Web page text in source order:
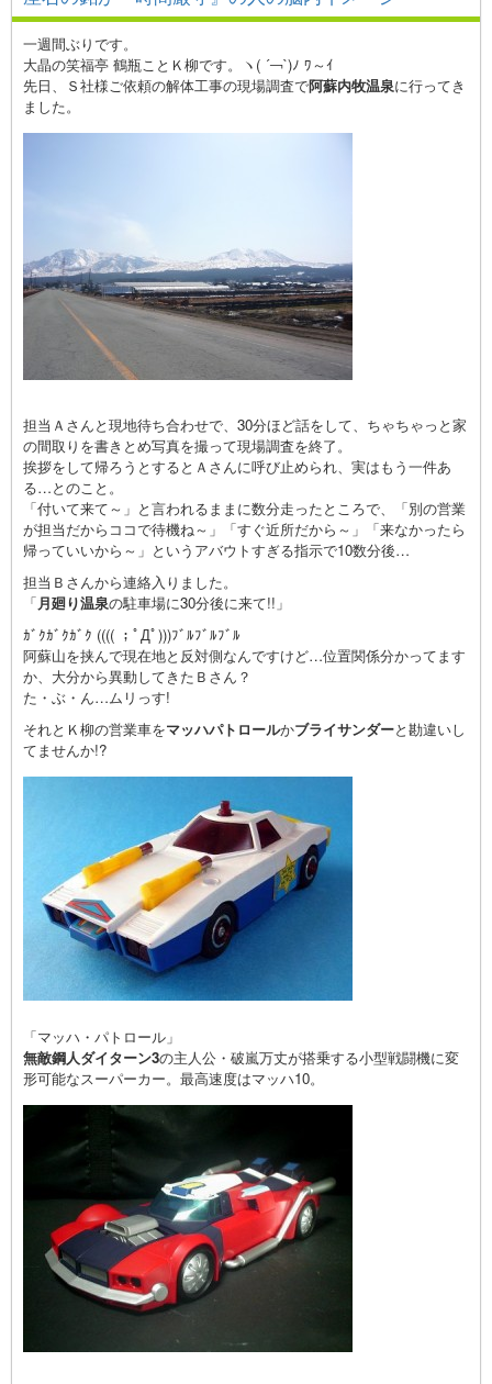
一週間ぶりです。
大晶の笑福亭 鶴瓶ことＫ柳です。ヽ( ´￢`)ﾉ ﾜ～ｲ
先日、Ｓ社様ご依頼の解体工事の現場調査で阿蘇内牧温泉に行ってき
ました。
担当Ａさんと現地待ち合わせで、30分ほど話をして、ちゃちゃっと家
の間取りを書きとめ写真を撮って現場調査を終了。
挨拶をして帰ろうとするとＡさんに呼び止められ、実はもう一件あ
る…とのこと。
「付いて来て～」と言われるままに数分走ったところで、「別の営業
が担当だからココで待機ね～」「すぐ近所だから～」「来なかったら
帰っていいから～」というアバウトすぎる指示で10数分後…
担当Ｂさんから連絡入りました。
「月廻り温泉の駐車場に30分後に来て!!」
ｶﾞｸｶﾞｸｶﾞｸ (((( ；ﾟДﾟ)))ﾌﾞﾙﾌﾞﾙﾌﾞﾙ
阿蘇山を挟んで現在地と反対側なんですけど…位置関係分かってます
か、大分から異動してきたＢさん？
た・ぶ・ん…ムリっす!
それとＫ柳の営業車をマッハパトロールかブライサンダーと勘違いし
てませんか!?
「マッハ・パトロール」
無敵鋼人ダイターン3の主人公・破嵐万丈が搭乗する小型戦闘機に変
形可能なスーパーカー。最高速度はマッハ10。